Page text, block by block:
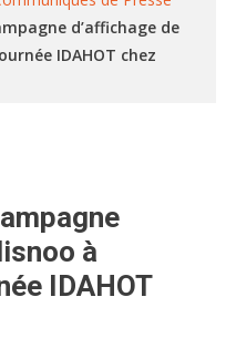
d’affichage de
IDAHOT chez
à
IDAHOT